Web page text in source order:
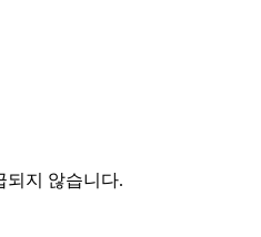
되지 않습니다.